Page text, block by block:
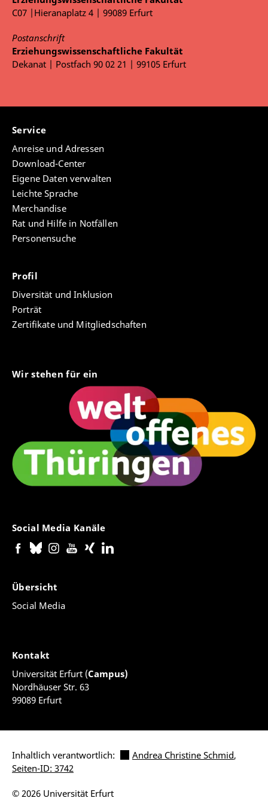
C07 |Hieranaplatz 4 | 99089 Erfurt
Postanschrift
Erziehungswissenschaftliche Fakultät
Dekanat | Postfach 90 02 21 | 99105 Erfurt
Service
Anreise und Adressen
Download-Center
Eigene Daten verwalten
Leichte Sprache
Merchandise
Rat und Hilfe in Notfällen
Personensuche
Profil
Diversität und Inklusion
Porträt
Zertifikate und Mitgliedschaften
Wir stehen für ein
Social Media Kanäle
Übersicht
Social Media
Kontakt
Universität Erfurt (Campus)
Nordhäuser Str. 63
99089 Erfurt
Inhaltlich verantwortlich: Andrea Christine Schmid,
Seiten-ID: 3742
© 2026 Universität Erfurt